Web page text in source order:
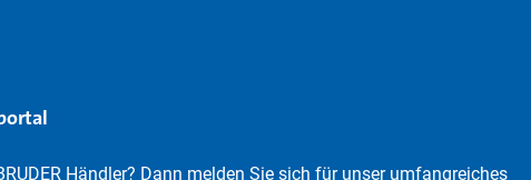
Händler? Dann melden Sie sich für unser umfangreiches